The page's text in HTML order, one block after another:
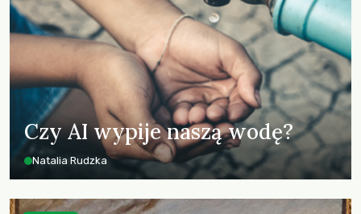
Czy AI wypije naszą wodę?
Natalia Rudzka